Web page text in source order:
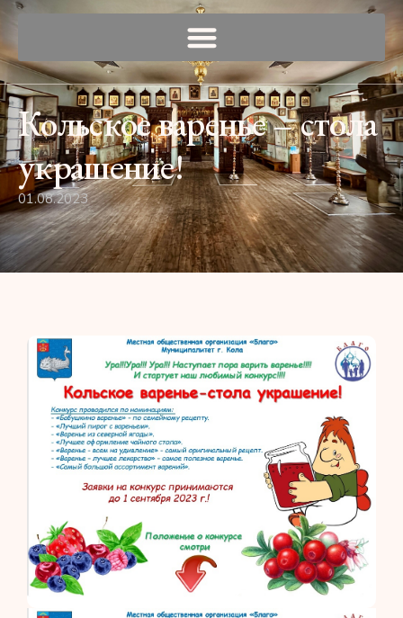
Кольское варенье – стола
украшение!
01.08.2023